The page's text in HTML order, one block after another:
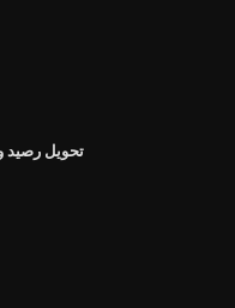
تحويل رصيد